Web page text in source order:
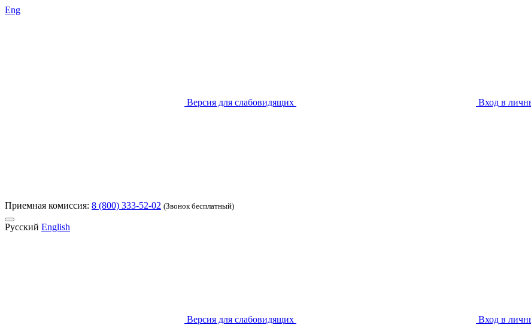
Eng
Версия для слабовидящих Вход в
Приемная комиссия: 8 (800) 333-52-02 (Звонок бесплатный)
Русский English
Версия для слабовидящих
Вход в